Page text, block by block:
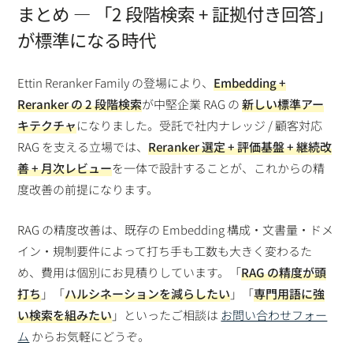
まとめ — 「2 段階検索 + 証拠付き回答」
が標準になる時代
Ettin Reranker Family の登場により、Embedding +
Reranker の 2 段階検索が中堅企業 RAG の新しい標準アー
キテクチャになりました。受託で社内ナレッジ / 顧客対応
RAG を支える立場では、Reranker 選定 + 評価基盤 + 継続改
善 + 月次レビューを一体で設計することが、これからの精
度改善の前提になります。
RAG の精度改善は、既存の Embedding 構成・文書量・ドメ
イン・規制要件によって打ち手も工数も大きく変わるた
め、費用は個別にお見積りしています。「RAG の精度が頭
打ち」「ハルシネーションを減らしたい」「専門用語に強
い検索を組みたい」といったご相談は お問い合わせフォー
ム からお気軽にどうぞ。